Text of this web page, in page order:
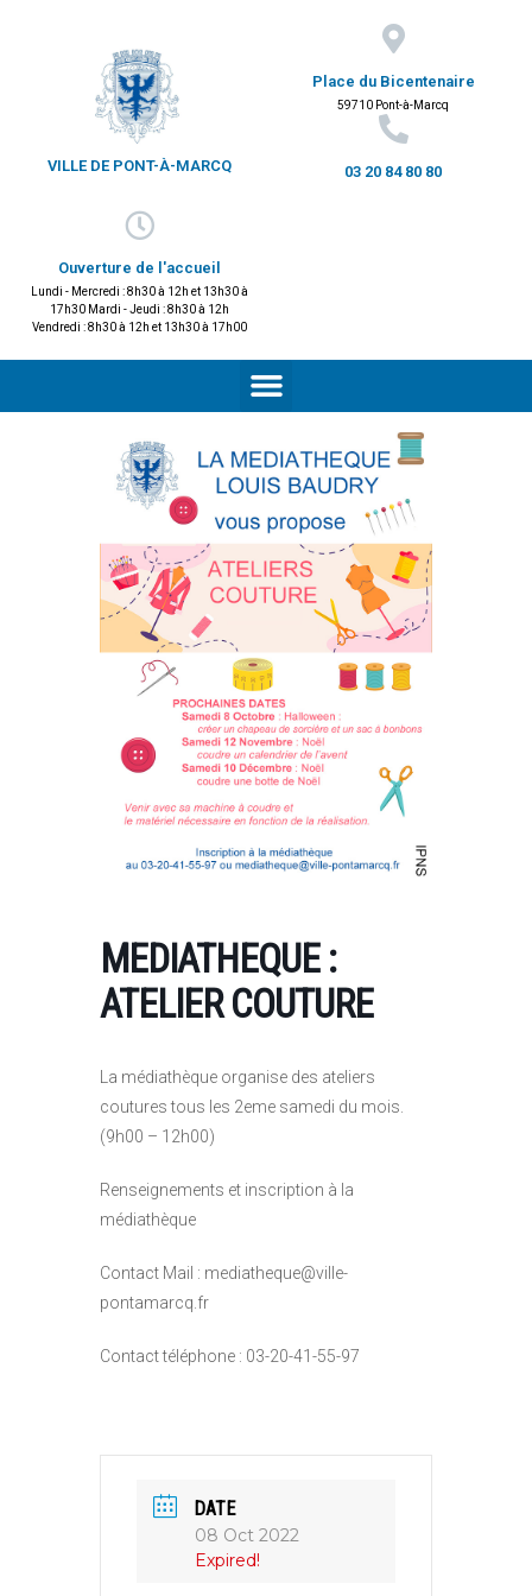
VILLE DE PONT-À-MARCQ
Place du Bicentenaire
59710 Pont-à-Marcq
03 20 84 80 80
Ouverture de l'accueil
Lundi - Mercredi : 8h30 à 12h et 13h30 à
17h30 Mardi - Jeudi : 8h30 à 12h
Vendredi : 8h30 à 12h et 13h30 à 17h00
MEDIATHEQUE :
ATELIER COUTURE
La médiathèque organise des ateliers
coutures tous les 2eme samedi du mois.
(9h00 – 12h00)
Renseignements et inscription à la
médiathèque
Contact Mail : mediatheque@ville-
pontamarcq.fr
Contact téléphone : 03-20-41-55-97
DATE
08 Oct 2022
Expired!